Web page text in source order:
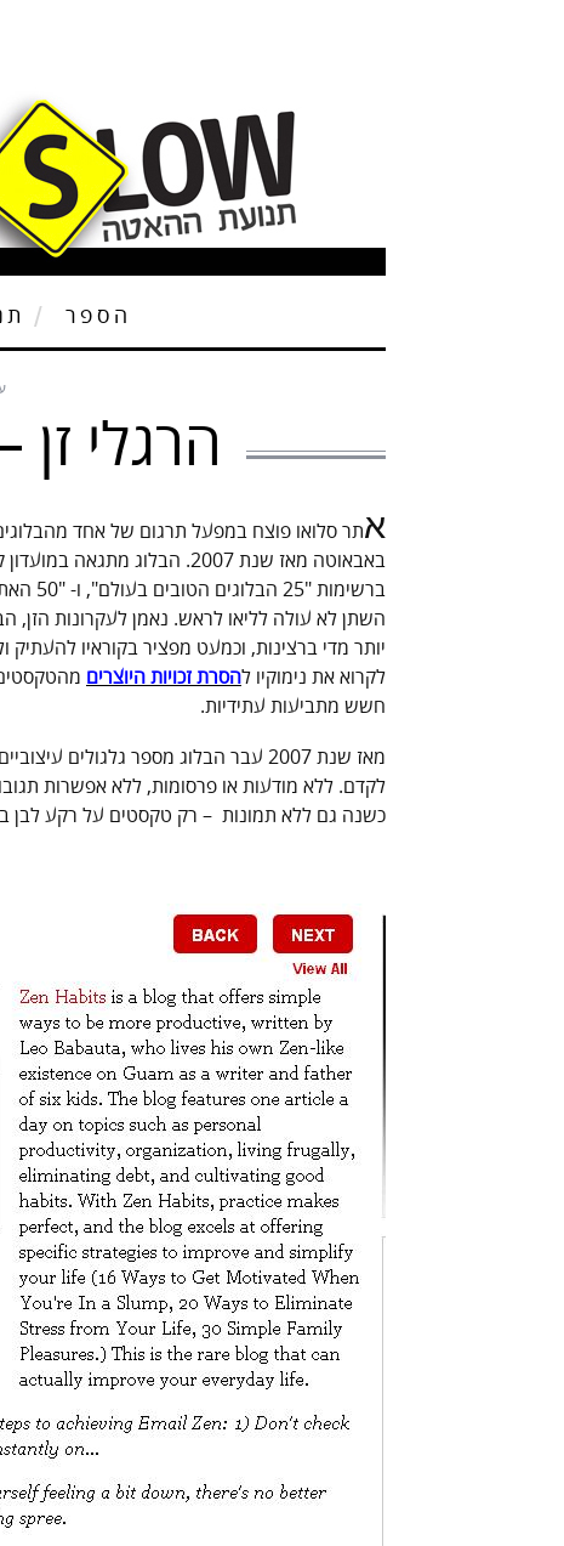
הספר
הרגלי זן – 1 – תשטפו את הקערה
אתר סלואו פוצח במפעל תרגום של אחד
השתן לא עולה לליאו לראש. נאמן לעקרונות
יותר מדי ברצינות, וכמעט מפציר בקוראיו להעתיק
לקרוא את נימוקיו להסרת זכויות היוצרים
חשש מתביעות עתידיות.
מאז שנת 2007 עבר הבלוג מספר
לקדם. ללא מודעות או פרסומות, ללא אפשרות
כשנה גם ללא תמונות – רק טקסטים על רקע לבן